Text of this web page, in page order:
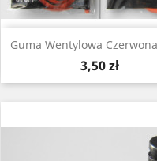
Guma Wentylowa
Cena
3,50 zł